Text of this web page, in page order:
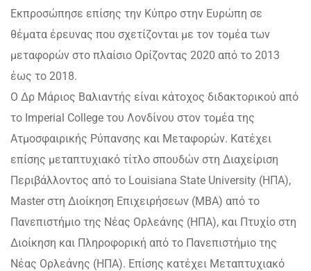
Εκπροσώπησε επίσης την Κύπρο στην Ευρώπη σε
θέματα έρευνας που σχετίζονται με τον τομέα των
μεταφορών στο πλαίσιο Ορίζοντας 2020 από το 2013
έως το 2018.
Ο Δρ Μάριος Βαλιαντής είναι κάτοχος διδακτορικού από
το Imperial College του Λονδίνου στον τομέα της
Ατμοσφαιρικής Ρύπανσης και Μεταφορών. Κατέχει
επίσης μεταπτυχιακό τίτλο σπουδών στη Διαχείριση
Περιβάλλοντος από το Louisiana State University (ΗΠΑ),
Master στη Διοίκηση Επιχειρήσεων (MBA) από το
Πανεπιστήμιο της Νέας Ορλεάνης (ΗΠΑ), και Πτυχίο στη
Διοίκηση και Πληροφορική από το Πανεπιστήμιο της
Νέας Ορλεάνης (ΗΠΑ). Επίσης κατέχει Μεταπτυχιακό